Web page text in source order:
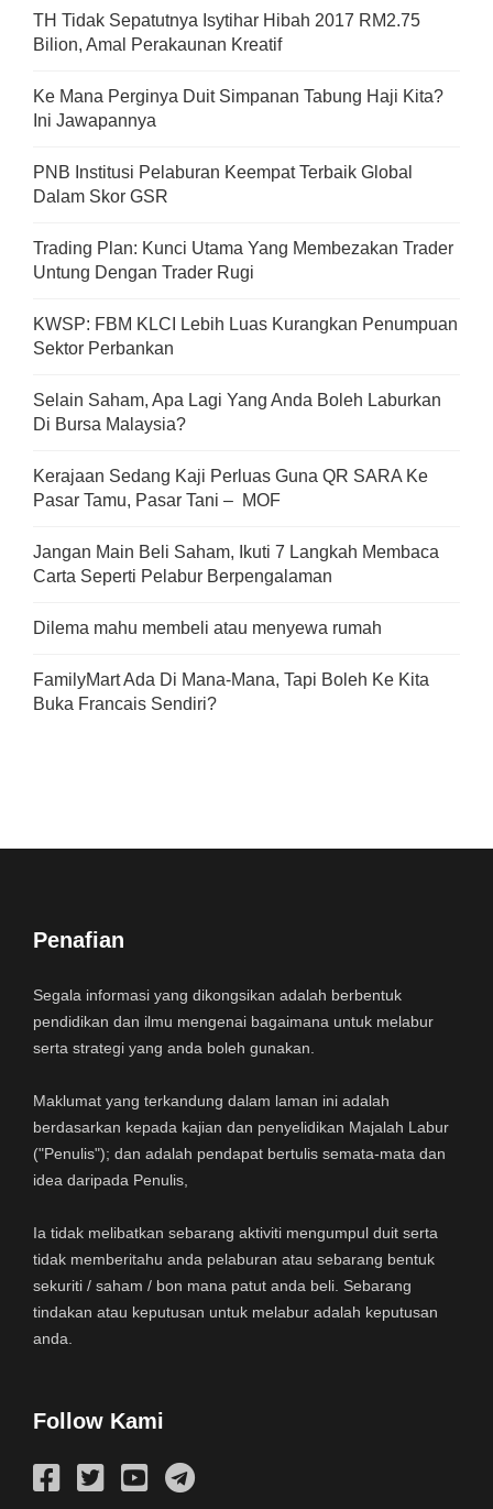
TH Tidak Sepatutnya Isytihar Hibah 2017 RM2.75
Bilion, Amal Perakaunan Kreatif
Ke Mana Perginya Duit Simpanan Tabung Haji Kita?
Ini Jawapannya
PNB Institusi Pelaburan Keempat Terbaik Global
Dalam Skor GSR
Trading Plan: Kunci Utama Yang Membezakan Trader
Untung Dengan Trader Rugi
KWSP: FBM KLCI Lebih Luas Kurangkan Penumpuan
Sektor Perbankan
Selain Saham, Apa Lagi Yang Anda Boleh Laburkan
Di Bursa Malaysia?
Kerajaan Sedang Kaji Perluas Guna QR SARA Ke
Pasar Tamu, Pasar Tani – MOF
Jangan Main Beli Saham, Ikuti 7 Langkah Membaca
Carta Seperti Pelabur Berpengalaman
Dilema mahu membeli atau menyewa rumah
FamilyMart Ada Di Mana-Mana, Tapi Boleh Ke Kita
Buka Francais Sendiri?
Penafian
Segala informasi yang dikongsikan adalah berbentuk
pendidikan dan ilmu mengenai bagaimana untuk melabur
serta strategi yang anda boleh gunakan.
Maklumat yang terkandung dalam laman ini adalah
berdasarkan kepada kajian dan penyelidikan Majalah Labur
("Penulis"); dan adalah pendapat bertulis semata-mata dan
idea daripada Penulis,
Ia tidak melibatkan sebarang aktiviti mengumpul duit serta
tidak memberitahu anda pelaburan atau sebarang bentuk
sekuriti / saham / bon mana patut anda beli. Sebarang
tindakan atau keputusan untuk melabur adalah keputusan
anda.
Follow Kami